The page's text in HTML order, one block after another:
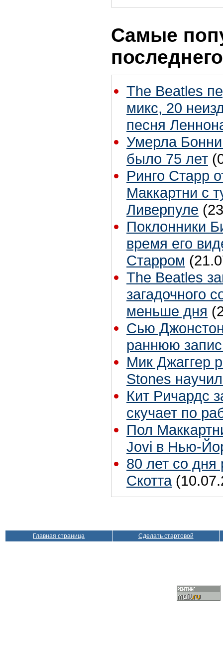
Самые
The Beatles
микс, 20
песня
Умерла
было 75 лет
Ринго Старр
Маккартни с
Ливерпуле
Поклонники
время его
Старром
The Beatles
загадочного
меньше дня
Сью
раннюю
Мик Джаггер
Stones
Кит Ричардс
скучает по
Пол
Jovi в Нью-
80 лет со
Скотта
Главная страница Сделать стартовой